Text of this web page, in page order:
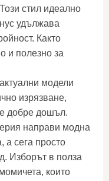
стил идеално
удължава
Както
и полезно за
модели
изрязване,
е добре дошъл.
направи модна
а сега просто
Изборът в полза
които